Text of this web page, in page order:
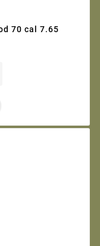
70 cal 7.65